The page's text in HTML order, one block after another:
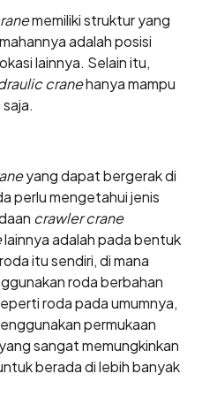
memiliki struktur yang
adalah posisi
lainnya. Selain itu,
cranehanya mampu
yang dapat bergerak di
perlu mengetahui jenis
crawler crane
lainnya adalah pada bentuk
itu sendiri, di mana
roda berbahan
roda pada umumnya,
permukaan
sangat memungkinkan
berada di lebih banyak